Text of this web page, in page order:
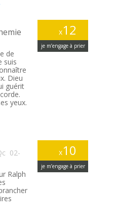
x12
je m’engage à prier
de
suis
Dieu
guérit
yeux.
x10
je m’engage à prier
02-
Ralph